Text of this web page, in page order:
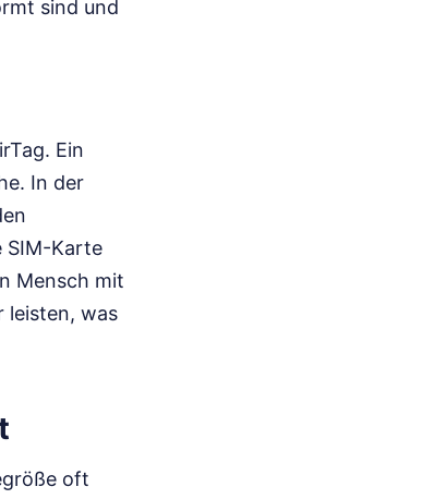
sind und
Ein
In der
SIM-Karte
Mensch mit
leisten, was
oft